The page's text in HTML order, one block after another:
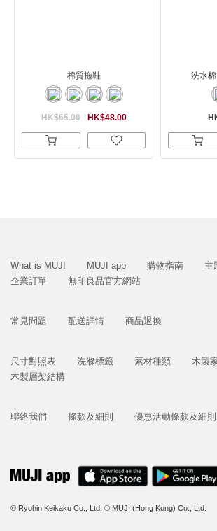
棉質拖鞋
HK$48.00
HK$65.00
What is MUJI MUJI app 購物指南
主
企業訂單
無印良品官方網站
常見問題 配送詳情 商品退換
尺寸對照表 洗滌標籤 素材種類
木製
木製層架結構
聯絡我們 條款及細則 優惠活動條款及細則
© Ryohin Keikaku Co., Ltd. © MUJI (Hong Kong) Co., Ltd.